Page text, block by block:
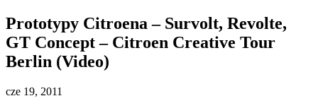
Prototypy Citroena – Survolt, Revolte,
GT Concept – Citroen Creative Tour
Berlin (Video)
cze 19, 2011